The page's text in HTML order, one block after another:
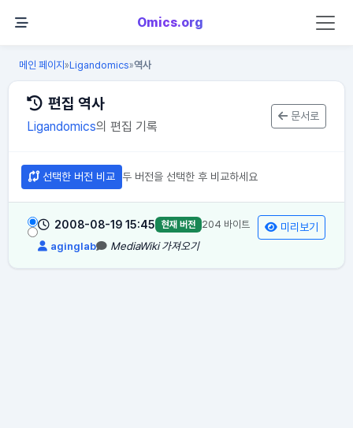
Omics.org
메인 페이지»Ligandomics»역사
편집 역사
Ligandomics의 편집 기록
문서로
선택한 버전 비교 두 버전을 선택한 후 비교하세요
2008-08-19 15:45 현재 버전 204 바이트
aginglab MediaWiki 가져오기
미리보기